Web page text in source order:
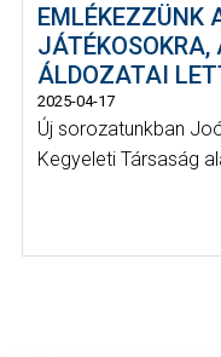
EMLÉKEZZÜNK
ÁLDOZATAI
2025-04-17
Új sorozatunkban
Kegyeleti Társaság